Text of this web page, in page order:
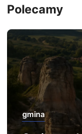
Polecamy
gmina